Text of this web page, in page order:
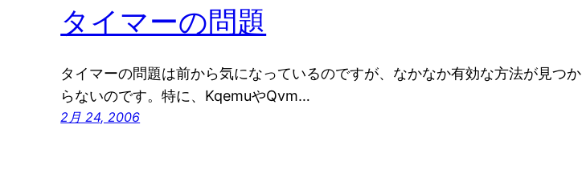
タイマーの問題
タイマーの問題は前から気になっているのですが、なかなか有効な方法が見つか
らないのです。特に、KqemuやQvm…
2月 24, 2006